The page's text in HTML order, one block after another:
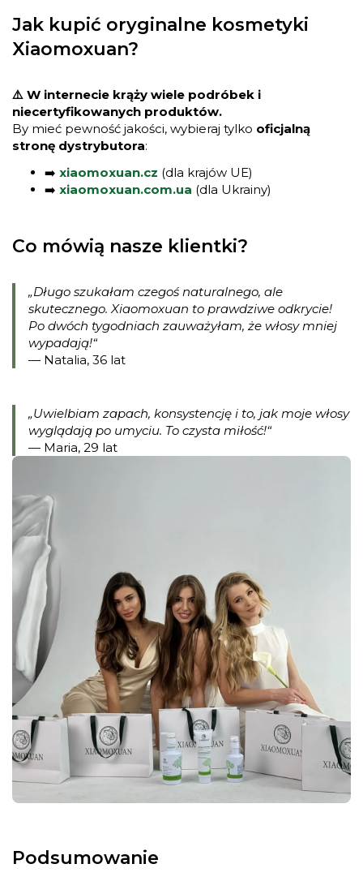
Jak kupić oryginalne kosmetyki
Xiaomoxuan?
⚠️ W internecie krąży wiele podróbek i
niecertyfikowanych produktów.
By mieć pewność jakości, wybieraj tylko oficjalną
stronę dystrybutora:
➡️ xiaomoxuan.cz (dla krajów UE)
➡️ xiaomoxuan.com.ua (dla Ukrainy)
Co mówią nasze klientki?
„Długo szukałam czegoś naturalnego, ale
skutecznego. Xiaomoxuan to prawdziwe odkrycie!
Po dwóch tygodniach zauważyłam, że włosy mniej
wypadają!“
— Natalia, 36 lat
„Uwielbiam zapach, konsystencję i to, jak moje włosy
wyglądają po umyciu. To czysta miłość!“
— Maria, 29 lat
Podsumowanie